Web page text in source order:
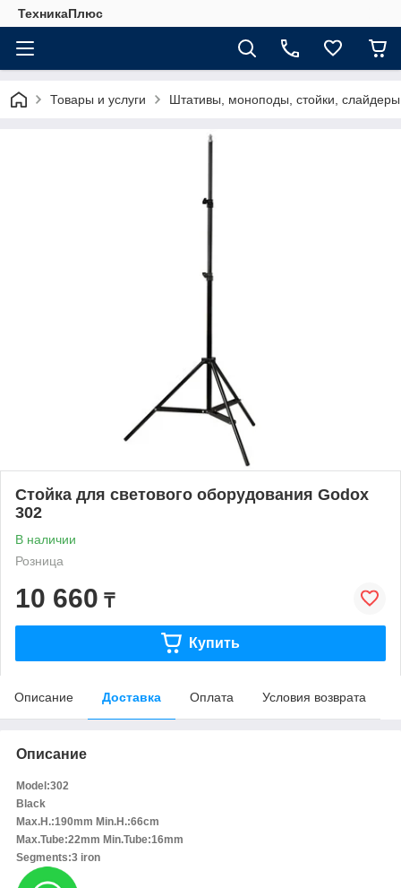
ТехникаПлюс
Товары и услуги Штативы, моноподы, стойки, слайдеры
Стойка для светового оборудования Godox
302
В наличии
Розница
10 660 ₸
Купить
Описание Доставка Оплата Условия возврата
Описание
Model:302
Black
Max.H.:190mm Min.H.:66cm
Max.Tube:22mm Min.Tube:16mm
Segments:3 iron